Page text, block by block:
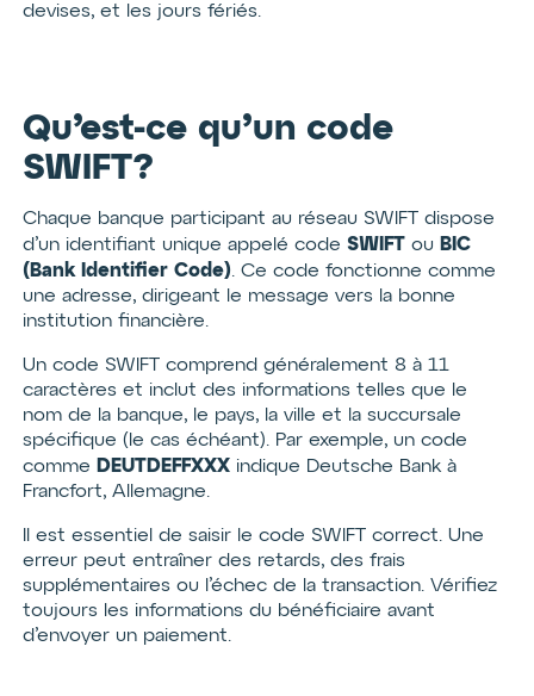
devises, et les jours fériés.
Qu’est-ce qu’un code
SWIFT?
Chaque banque participant au réseau SWIFT dispose
d’un identifiant unique appelé code SWIFT ou BIC
(Bank Identifier Code). Ce code fonctionne comme
une adresse, dirigeant le message vers la bonne
institution financière.
Un code SWIFT comprend généralement 8 à 11
caractères et inclut des informations telles que le
nom de la banque, le pays, la ville et la succursale
spécifique (le cas échéant). Par exemple, un code
comme DEUTDEFFXXX indique Deutsche Bank à
Francfort, Allemagne.
Il est essentiel de saisir le code SWIFT correct. Une
erreur peut entraîner des retards, des frais
supplémentaires ou l’échec de la transaction. Vérifiez
toujours les informations du bénéficiaire avant
d’envoyer un paiement.